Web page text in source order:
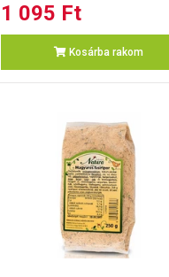
1 095 Ft
Kosárba rakom